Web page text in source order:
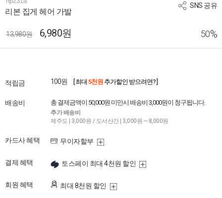
SNS 공유
리본 집게 헤어 가발
13,980원 6,980원 50%
적립금 100원 [ 최대 5천원 추가할인 받으려면? ]
배송비 총 결제금액이 50,000원 미만시 배송비 3,000원이 청구됩니다.
추가 배송비
제주도 | 3,000원 / 도서산간 | 3,000원 ~ 8,000원
카드사 혜택 무이자할부
결제 혜택 토스페이 최대 4천원 할인
회원 혜택 최대 8천원 할인